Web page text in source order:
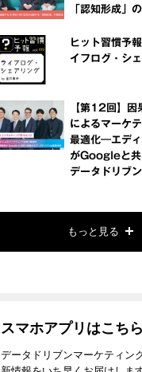
「認知形成」
ヒット習慣予
イフログ・シェ
【第12回】
によるマーケ
最適化―エデ
がGoogleと共
データドリブ
もっと見る
スマホアプリはこちら
データドリブンマーケティン